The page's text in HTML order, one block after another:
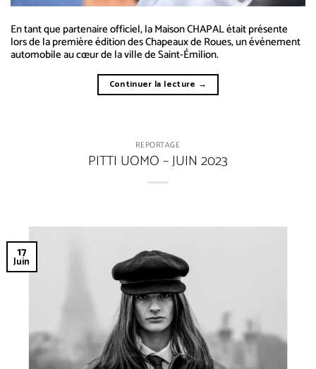
En tant que partenaire officiel, la Maison CHAPAL était présente
lors de la première édition des Chapeaux de Roues, un événement
automobile au cœur de la ville de Saint-Émilion.
Continuer la lecture →
REPORTAGE
PITTI UOMO – JUIN 2023
17
Juin